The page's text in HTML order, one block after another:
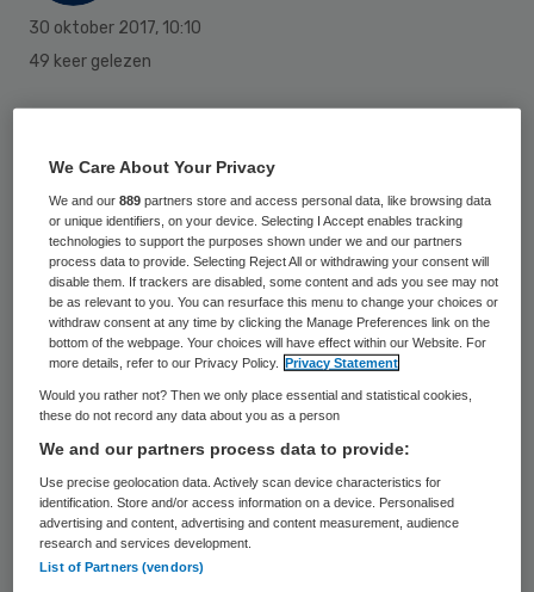
30 oktober 2017, 10:10
49 keer gelezen
moet nog een miljoen euro bezuinigen om
het verwachte tekort tot 1,7 miljoen euro te
beperken. Ineke Strijp van de raad van
bestuur vertelt in BN de Stem hoe ze
verwacht te voldoen aan deze afspraak
met zorgverzekeraars en banken.
Strijp verwacht een deel van het benodigde
miljoen te vinden in onder andere slimmer
plannen en thuis werken. Medewerkers
zouden meer ambulante cliënten per dag
kunnen bezoeken als ze van huis uit
We Care About Your Privacy
We and our889 partners store and access personal data, like browsing data
or unique identifiers, on your device. Selecting I Accept enables tracking
technologies to support the purposes shown under we and our partners
process data to provide. Selecting Reject All or withdrawing your consent will
disable them. If trackers are disabled, some content and ads you see may not
be as relevant to you. You can resurface this menu to change your choices or
withdraw consent at any time by clicking the Manage Preferences link on the
bottom of the webpage. Your choices will have effect within our Website. For
more details, refer to our Privacy Policy.
Privacy Statement
Would you rather not? Then we only place essential and statistical cookies,
these do not record any data about you as a person
We and our partners process data to provide:
Use precise geolocation data. Actively scan device characteristics for
identification. Store and/or access information on a device. Personalised
advertising and content, advertising and content measurement, audience
research and services development.
List of Partners (vendors)